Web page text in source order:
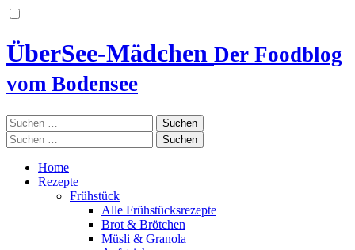
ÜberSee-Mädchen Der Foodblog
vom Bodensee
Suchen
nach:
Suchen
nach:
Home
Rezepte
Frühstück
Alle Frühstücksrezepte
Brot & Brötchen
Müsli & Granola